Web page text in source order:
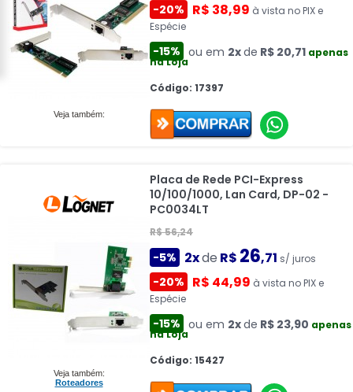
Veja também:
-20% R$ 38,99 à vista no PIX e
Espécie
-15% ou em 2xde R$ 20,71 apenas
na Loja
Código: 17397
Veja também:
Roteadores
Placa de Rede PCI-Express
10/100/1000, Lan Card, DP-02 -
PC0034LT
R$ 56,24
-5% 2xde R$ 26,71 s/ juros
-20% R$ 44,99 à vista no PIX e
Espécie
-15% ou em 2xde R$ 23,90 apenas
na Loja
Código: 15427